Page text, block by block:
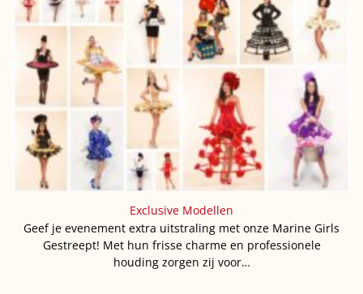
Exclusive Modellen
Geef je evenement extra uitstraling met onze Marine Girls
Gestreept! Met hun frisse charme en professionele
houding zorgen zij voor…